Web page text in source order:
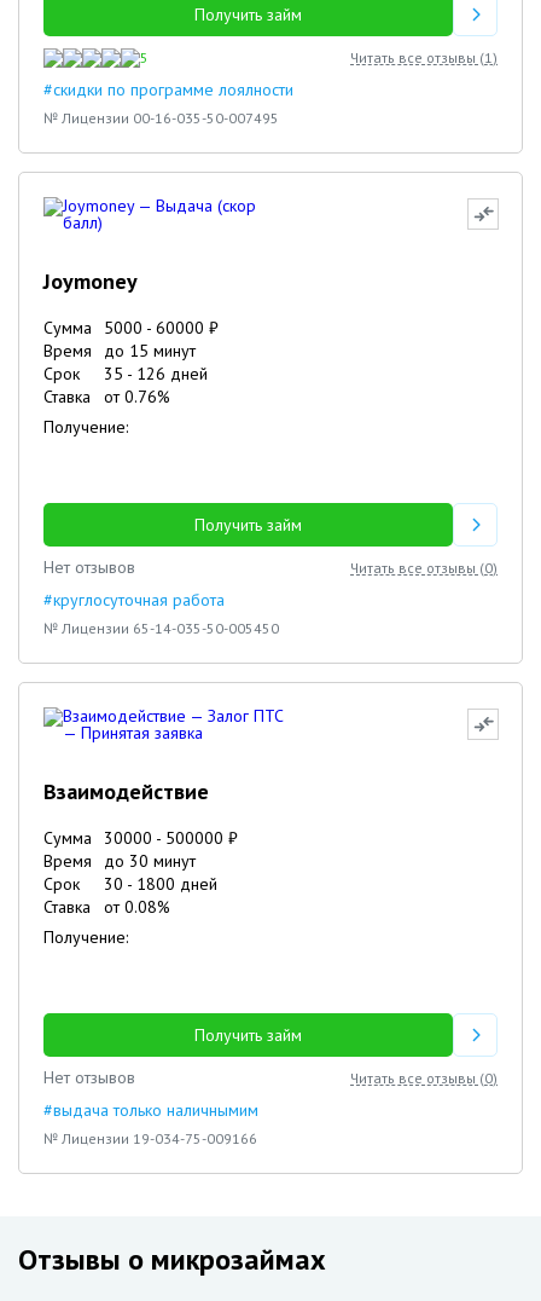
Получить займ
5 Читать все отзывы (1)
#скидки по программе лоялности
№ Лицензии 00-16-035-50-007495
Joymoney
Сумма 5000 - 60000 ₽
Время
до 15 минут
Срок
35 - 126 дней
Ставка
от0.76%
Получение:
Получить займ
Нет отзывов
Читать все отзывы (0)
#круглосуточная работа
№ Лицензии 65-14-035-50-005450
Взаимодействие
Сумма 30000 - 500000 ₽
Время
до 30 минут
Срок
30 - 1800 дней
Ставка
от0.08%
Получение:
Получить займ
Нет отзывов
Читать все отзывы (0)
#выдача только наличнымим
№ Лицензии 19-034-75-009166
Отзывы о микрозаймах